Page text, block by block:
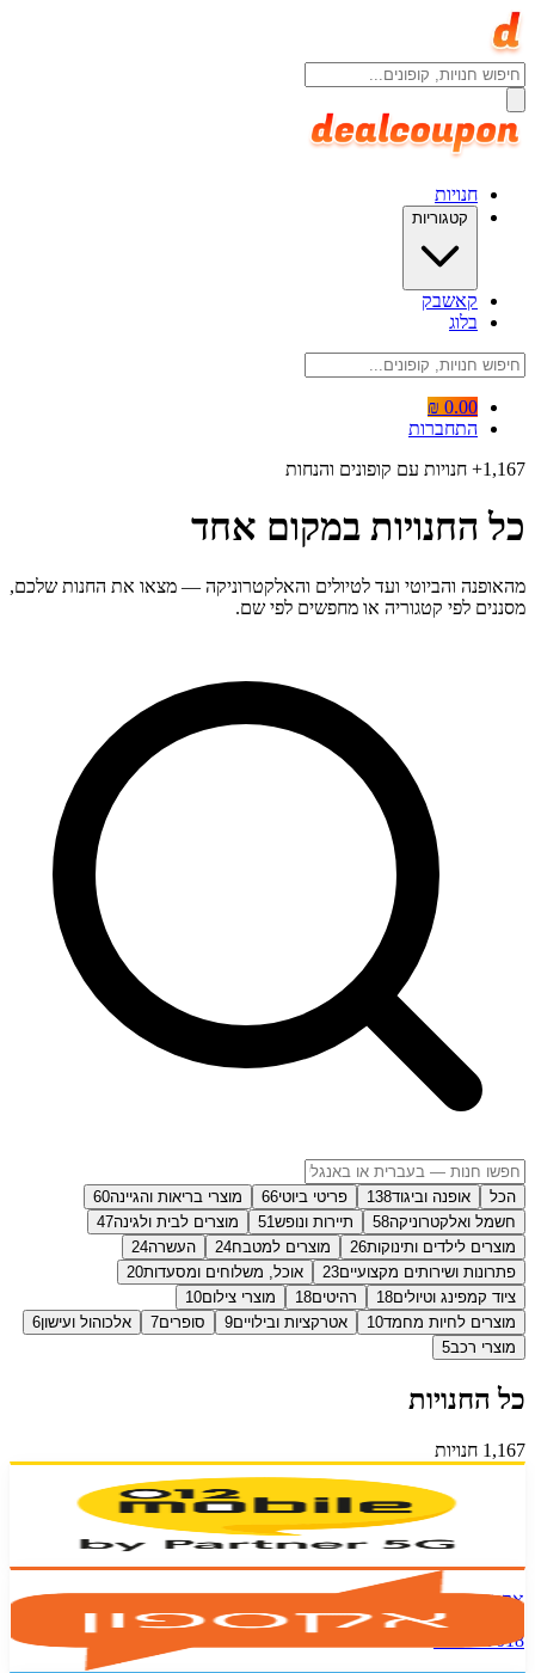
חנויות
קטגוריות
קאשבק
בלוג
0.00 ₪
התחברות
1,167+ חנויות עם קופונים והנחות
כל החנויות במקום אחד
מהאופנה והביוטי ועד לטיולים והאלקטרוניקה — מצאו את החנות שלכם,
מסננים לפי קטגוריה או מחפשים לפי שם.
הכל אופנה וביגוד138 פריטי ביוטי66 מוצרי בריאות והגיינה60
חשמל ואלקטרוניקה58 תיירות ונופש 51 מוצרים לבית ולגינה47
מוצרים לילדים ותינוקות26 מוצרים למטבח24 העשרה24
פתרונות ושירותים מקצועיים23 אוכל, משלוחים ומסעדות20
ציוד קמפינג וטיולים18 רהיטים18 מוצרי צילום10
מוצרים לחיות מחמד10 אטרקציות ובילויים9 סופרים7 אלכוהול ועישון6
מוצרי רכב5
כל החנויות
1,167 חנויות
אקספון
018 Internet